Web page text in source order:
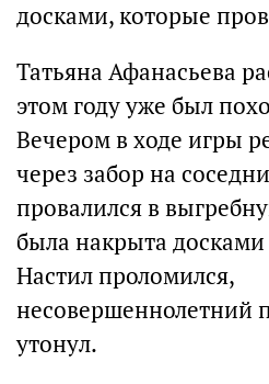
досками, которые
Татьяна Афанасьева
этом году уже был
Вечером в ходе игры
через забор на
провалился в
была накрыта
Настил проломился,
несовершеннолетний
утонул.